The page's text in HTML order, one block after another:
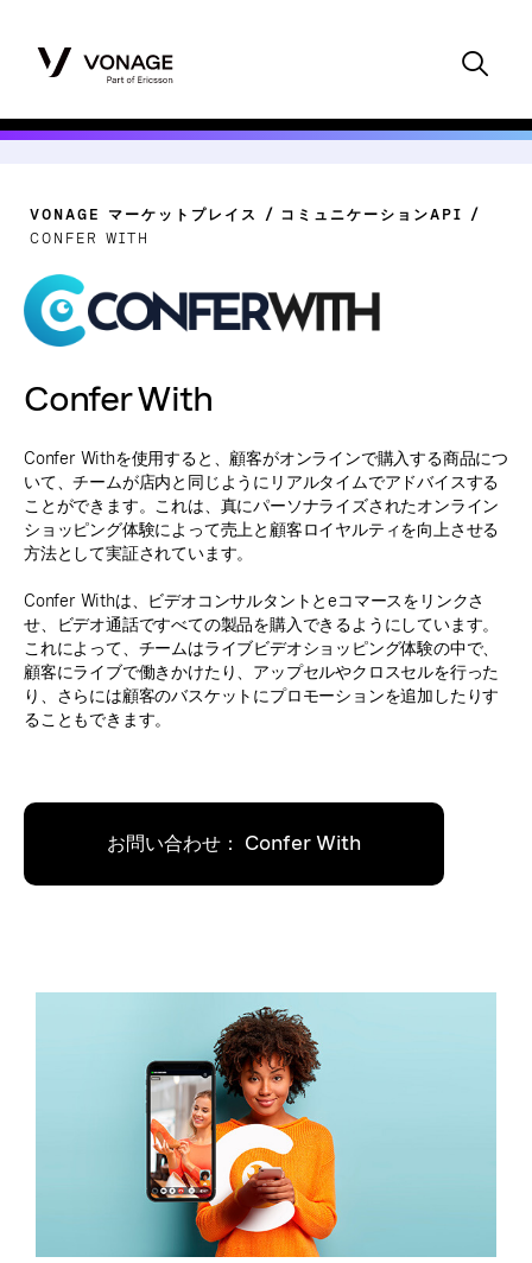
VONAGE マーケットプレイス
コミュニケーションAPI
CONFER WITH
Confer With
Confer Withを使用すると、顧客がオンラインで購入する商品につ
いて、チームが店内と同じようにリアルタイムでアドバイスする
ことができます。これは、真にパーソナライズされたオンライン
ショッピング体験によって売上と顧客ロイヤルティを向上させる
方法として実証されています。
Confer Withは、ビデオコンサルタントとeコマースをリンクさ
せ、ビデオ通話ですべての製品を購入できるようにしています。
これによって、チームはライブビデオショッピング体験の中で、
顧客にライブで働きかけたり、アップセルやクロスセルを行った
り、さらには顧客のバスケットにプロモーションを追加したりす
ることもできます。
お問い合わせ： Confer With